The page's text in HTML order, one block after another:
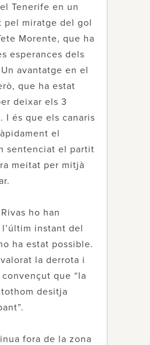
Tenerife en un
pel miratge del gol
Morente, que ha
esperances dels
avantatge en el
que ha estat
deixar els 3
I és que els canaris
el
sentenciat el partit
meitat per mitjà
ho han
instant del
ha estat possible.
la derrota i
convençut que “la
desitja
fora de la zona